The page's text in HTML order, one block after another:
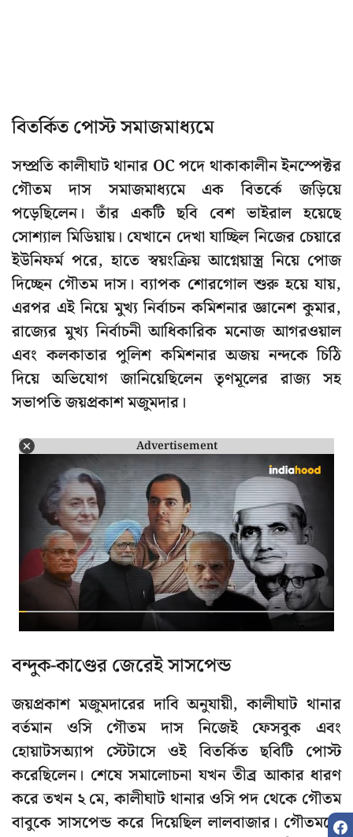
বিতর্কিত পোস্ট সমাজমাধ্যমে
সম্প্রতি কালীঘাট থানার OC পদে থাকাকালীন ইনস্পেক্টর
গৌতম দাস সমাজমাধ্যমে এক বিতর্কে জড়িয়ে
পড়েছিলেন। তাঁর একটি ছবি বেশ ভাইরাল হয়েছে
সোশ্যাল মিডিয়ায়। যেখানে দেখা যাচ্ছিল নিজের চেয়ারে
ইউনিফর্ম পরে, হাতে স্বয়ংক্রিয় আগ্নেয়াস্ত্র নিয়ে পোজ
দিচ্ছেন গৌতম দাস। ব্যাপক শোরগোল শুরু হয়ে যায়,
এরপর এই নিয়ে মুখ্য নির্বাচন কমিশনার জ্ঞানেশ কুমার,
রাজ্যের মুখ্য নির্বাচনী আধিকারিক মনোজ আগরওয়াল
এবং কলকাতার পুলিশ কমিশনার অজয় নন্দকে চিঠি
দিয়ে অভিযোগ জানিয়েছিলেন তৃণমূলের রাজ্য সহ
সভাপতি জয়প্রকাশ মজুমদার।
Advertisement
বন্দুক-কাণ্ডের জেরেই সাসপেন্ড
জয়প্রকাশ মজুমদারের দাবি অনুযায়ী, কালীঘাট থানার
বর্তমান ওসি গৌতম দাস নিজেই ফেসবুক এবং
হোয়াটসঅ্যাপ স্টেটাসে ওই বিতর্কিত ছবিটি পোস্ট
করেছিলেন। শেষে সমালোচনা যখন তীব্র আকার ধারণ
করে তখন ২ মে, কালীঘাট থানার ওসি পদ থেকে গৌতম
বাবুকে সাসপেন্ড করে দিয়েছিল লালবাজার। গৌতমকে